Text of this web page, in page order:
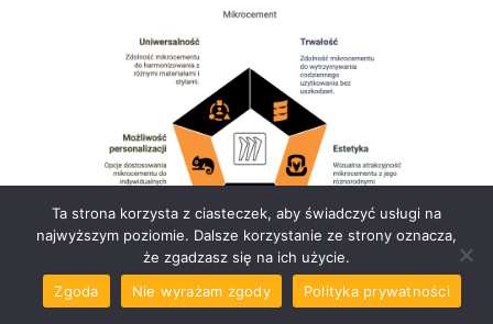
Ta strona korzysta z ciasteczek, aby świadczyć usługi na
najwyższym poziomie. Dalsze korzystanie ze strony oznacza,
że zgadzasz się na ich użycie.
Zgoda
Nie wyrażam zgody Polityka prywatności